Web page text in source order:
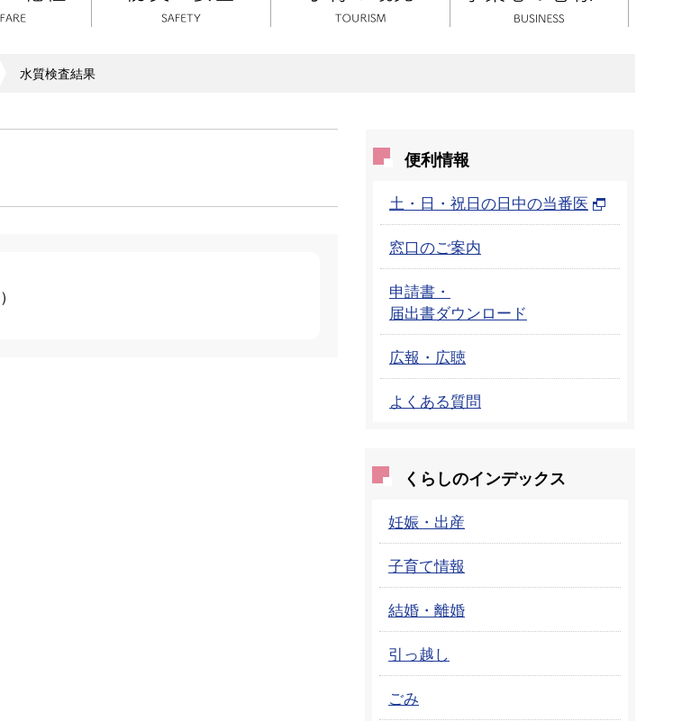
水質検査結果
）
便利情報
土・日・祝日の日中の当番医
窓口のご案内
申請書・
届出書ダウンロード
広報・広聴
よくある質問
くらしのインデックス
妊娠・出産
子育て情報
結婚・離婚
引っ越し
ごみ